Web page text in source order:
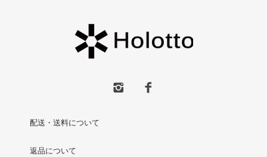
配送・送料について
返品について